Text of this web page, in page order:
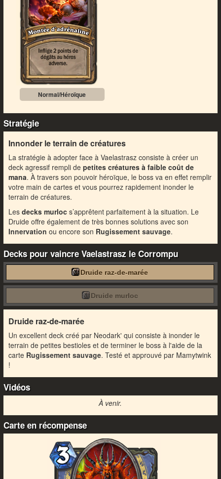
Normal/Héroïque
Stratégie
Innonder le terrain de créatures
La stratégie à adopter face à Vaelastrasz consiste à créer un
deck agressif rempli de petites créatures à faible coût de
mana. À travers son pouvoir héroïque, le boss va en effet remplir
votre main de cartes et vous pourrez rapidement inonder le
terrain de créatures.
Les decks murlocs’apprêtent parfaitement à la situation. Le
Druide offre également de très bonnes solutions avec son
Innervation ou encore son Rugissement sauvage.
Decks pour vaincre Vaelastrasz le Corrompu
Druide raz-de-marée
Druide murloc
Druide raz-de-marée
Un excellent deck créé par Neodark' qui consiste à inonder le
terrain de petites bestioles et de terminer le boss à l'aide de la
carte Rugissement sauvage. Testé et approuvé par Mamytwink
!
Vidéos
À venir.
Carte en récompense